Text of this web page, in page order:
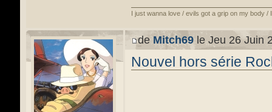
I just wanna love / evils got a grip on my body
deMitch69 le Jeu 26 Juin
Nouvel hors série